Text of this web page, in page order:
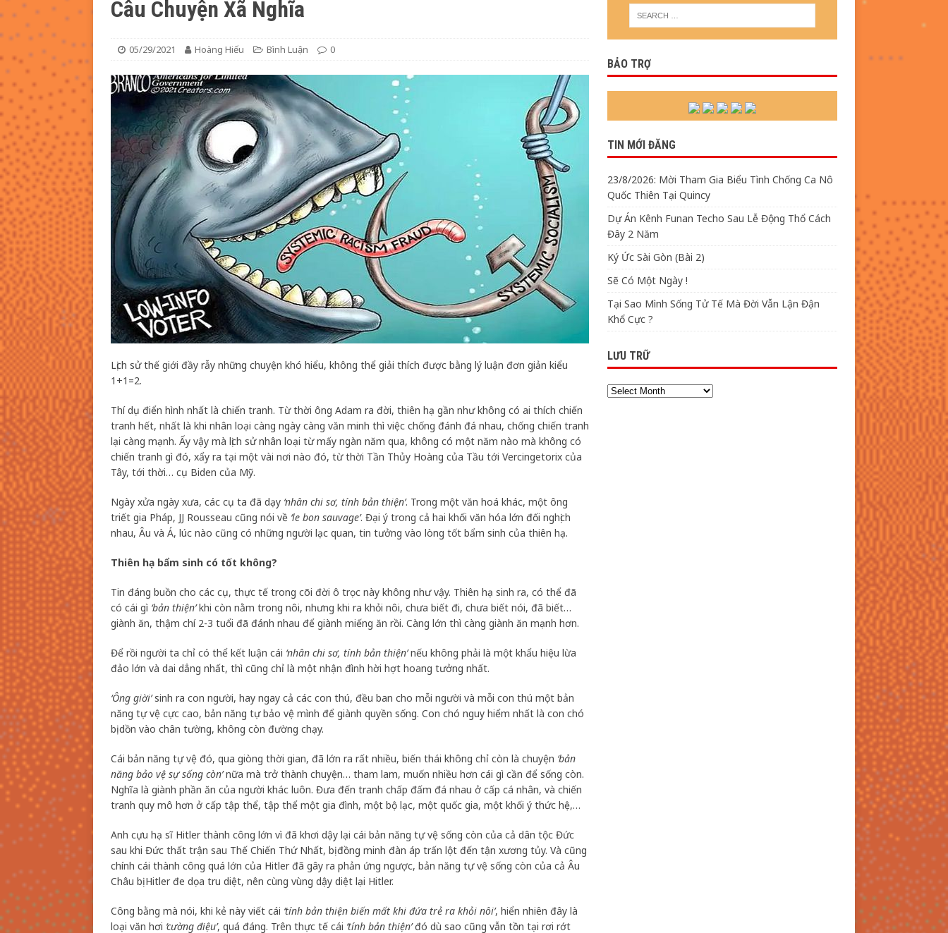
[ 08/08/2026 ]
23/8/2026: Mời Tham Gia Biểu Tình Chống Ca Nô Quốc Thiên Tại Quincy
BÁO
Câu Chuyện Xã Nghĩa
05/29/2021 Hoàng Hiếu Bình Luận 0
Lịch sử thế giới đầy rẫy những chuyện khó hiểu, không thể giải thích được bằng lý luận đơn giản kiểu
1+1=2.
Thí dụ điển hình nhất là chiến tranh. Từ thời ông Adam ra đời, thiên hạ gần như không có ai thích chiến
tranh hết, nhất là khi nhân loại càng ngày càng văn minh thì việc chống đánh đá nhau, chống chiến tranh
lại càng mạnh. Ấy vậy mà lịch sử nhân loại từ mấy ngàn năm qua, không có một năm nào mà không có
chiến tranh gì đó, xẩy ra tại một vài nơi nào đó, từ thời Tần Thủy Hoàng của Tầu tới Vercingetorix của
Tây, tới thời… cụ Biden của Mỹ.
Ngày xửa ngày xưa, các cụ ta đã dạy ‘nhân chi sơ, tính bản thiện’. Trong một văn hoá khác, một ông
triết gia Pháp, JJ Rousseau cũng nói về ‘le bon sauvage’. Đại ý trong cả hai khối văn hóa lớn đối nghịch
nhau, Âu và Á, lúc nào cũng có những người lạc quan, tin tưởng vào lòng tốt bẩm sinh của thiên hạ.
Thiên hạ bẩm sinh có tốt không?
Tin đáng buồn cho các cụ, thực tế trong cõi đời ô trọc này không như vậy. Thiên hạ sinh ra, có thể đã
có cái gì ‘bản thiện’khi còn nằm trong nôi, nhưng khi ra khỏi nôi, chưa biết đi, chưa biết nói, đã biết…
giành ăn, thậm chí 2-3 tuổi đã đánh nhau để giành miếng ăn rồi. Càng lớn thì càng giành ăn mạnh hơn.
Để rồi người ta chỉ có thể kết luận cái ‘nhân chi sơ, tính bản thiện’nếu không phải là một khẩu hiệu lừa
đảo lớn và dai dẳng nhất, thì cũng chỉ là một nhận đình hời hợt hoang tưởng nhất.
‘Ông giời’sinh ra con người, hay ngay cả các con thú, đều ban cho mỗi người và mỗi con thú một bản
năng tự vệ cực cao, bản năng tự bảo vệ mình để giành quyền sống. Con chó nguy hiểm nhất là con chó
bị dồn vào chân tường, không còn đường chạy.
Cái bản năng tự vệ đó, qua giòng thời gian, đã lớn ra rất nhiều, biến thái không chỉ còn là chuyện ‘bản
năng bảo vệ sự sống còn’nữa mà trở thành chuyện… tham lam, muốn nhiều hơn cái gì cần để sống còn.
Nghĩa là giành phần ăn của người khác luôn. Đưa đến tranh chấp đấm đá nhau ở cấp cá nhân, và chiến
tranh quy mô hơn ở cấp tập thể, tập thể một gia đình, một bộ lạc, một quốc gia, một khối ý thức hệ,…
Anh cựu hạ sĩ Hitler thành công lớn vì đã khơi dậy lại cái bản năng tự vệ sống còn của cả dân tộc Đức
sau khi Đức thất trận sau Thế Chiến Thứ Nhất, bị đồng minh đàn áp trấn lột đến tận xương tủy. Và cũng
chính cái thành công quá lớn của Hitler đã gây ra phản ứng ngược, bản năng tự vệ sống còn của cả Âu
Châu bị Hitler đe dọa tru diệt, nên cùng vùng dậy diệt lại Hitler.
Công bằng mà nói, khi kẻ này viết cái ‘tính bản thiện biến mất khi đứa trẻ ra khỏi nôi’, hiển nhiên đây là
loại văn hơi ‘cường điệu’, quá đáng. Trên thực tế cái ‘tính bản thiện’đó dù sao cũng vẫn tồn tại rơi rớt
BẢO TRỢ
TIN MỚI ĐĂNG
23/8/2026: Mời Tham Gia Biểu Tình Chống Ca Nô
Quốc Thiên Tại Quincy
Dự Án Kênh Funan Techo Sau Lễ Động Thổ Cách
Đây 2 Năm
Ký Ức Sài Gòn (Bài 2)
Sẽ Có Một Ngày !
Tại Sao Mình Sống Tử Tế Mà Đời Vẫn Lận Đận
Khổ Cực ?
LƯU TRỮ